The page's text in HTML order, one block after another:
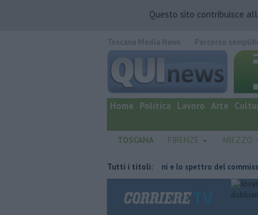
Questo sito contribuisce
quotidiano online.
Home Politica Lavoro Arte
TOSCANA FIRENZE AREZZO
Tutti i titoli:
Retiambiente, il dopo Fortini e lo spettro del